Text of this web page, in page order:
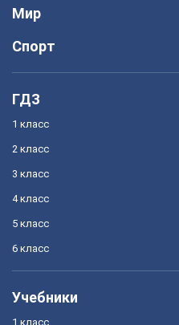
Мир
Спорт
ГДЗ
1 класс
2 класс
3 класс
4 класс
5 класс
6 класс
Учебники
1 класс